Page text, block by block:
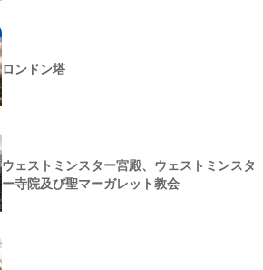
ロンドン塔
ウェストミンスター宮殿、ウェストミンスタ
ー寺院及び聖マーガレット教会